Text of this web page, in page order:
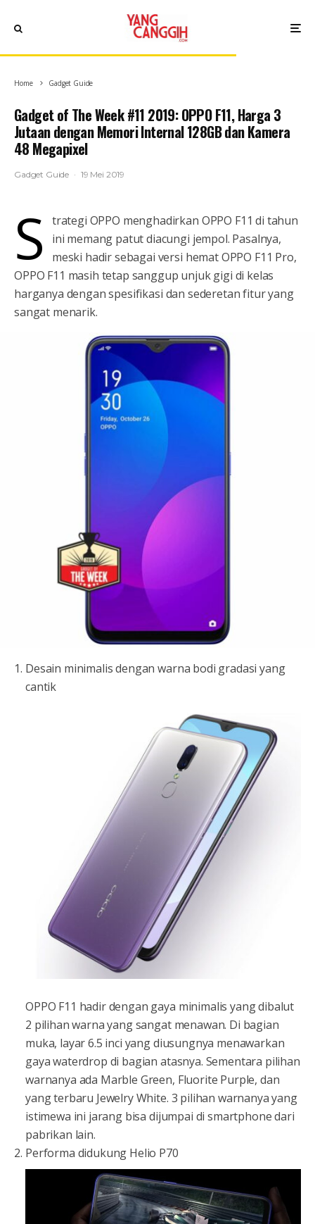
Home Gadget Guide
Gadget of The Week #11 2019: OPPO F11, Harga 3
Jutaan dengan Memori Internal 128GB dan Kamera
48 Megapixel
Gadget Guide · 19 Mei 2019
S
trategi OPPO menghadirkan OPPO F11 di tahun
ini memang patut diacungi jempol. Pasalnya,
meski hadir sebagai versi hemat OPPO F11 Pro,
OPPO F11 masih tetap sanggup unjuk gigi di kelas
harganya dengan spesifikasi dan sederetan fitur yang
sangat menarik.
Desain minimalis dengan warna bodi gradasi yang
cantik
OPPO F11 hadir dengan gaya minimalis yang dibalut
2 pilihan warna yang sangat menawan. Di bagian
muka, layar 6.5 inci yang diusungnya menawarkan
gaya waterdrop di bagian atasnya. Sementara pilihan
warnanya ada Marble Green, Fluorite Purple, dan
yang terbaru Jewelry White. 3 pilihan warnanya yang
istimewa ini jarang bisa dijumpai di smartphone dari
pabrikan lain.
Performa didukung Helio P70